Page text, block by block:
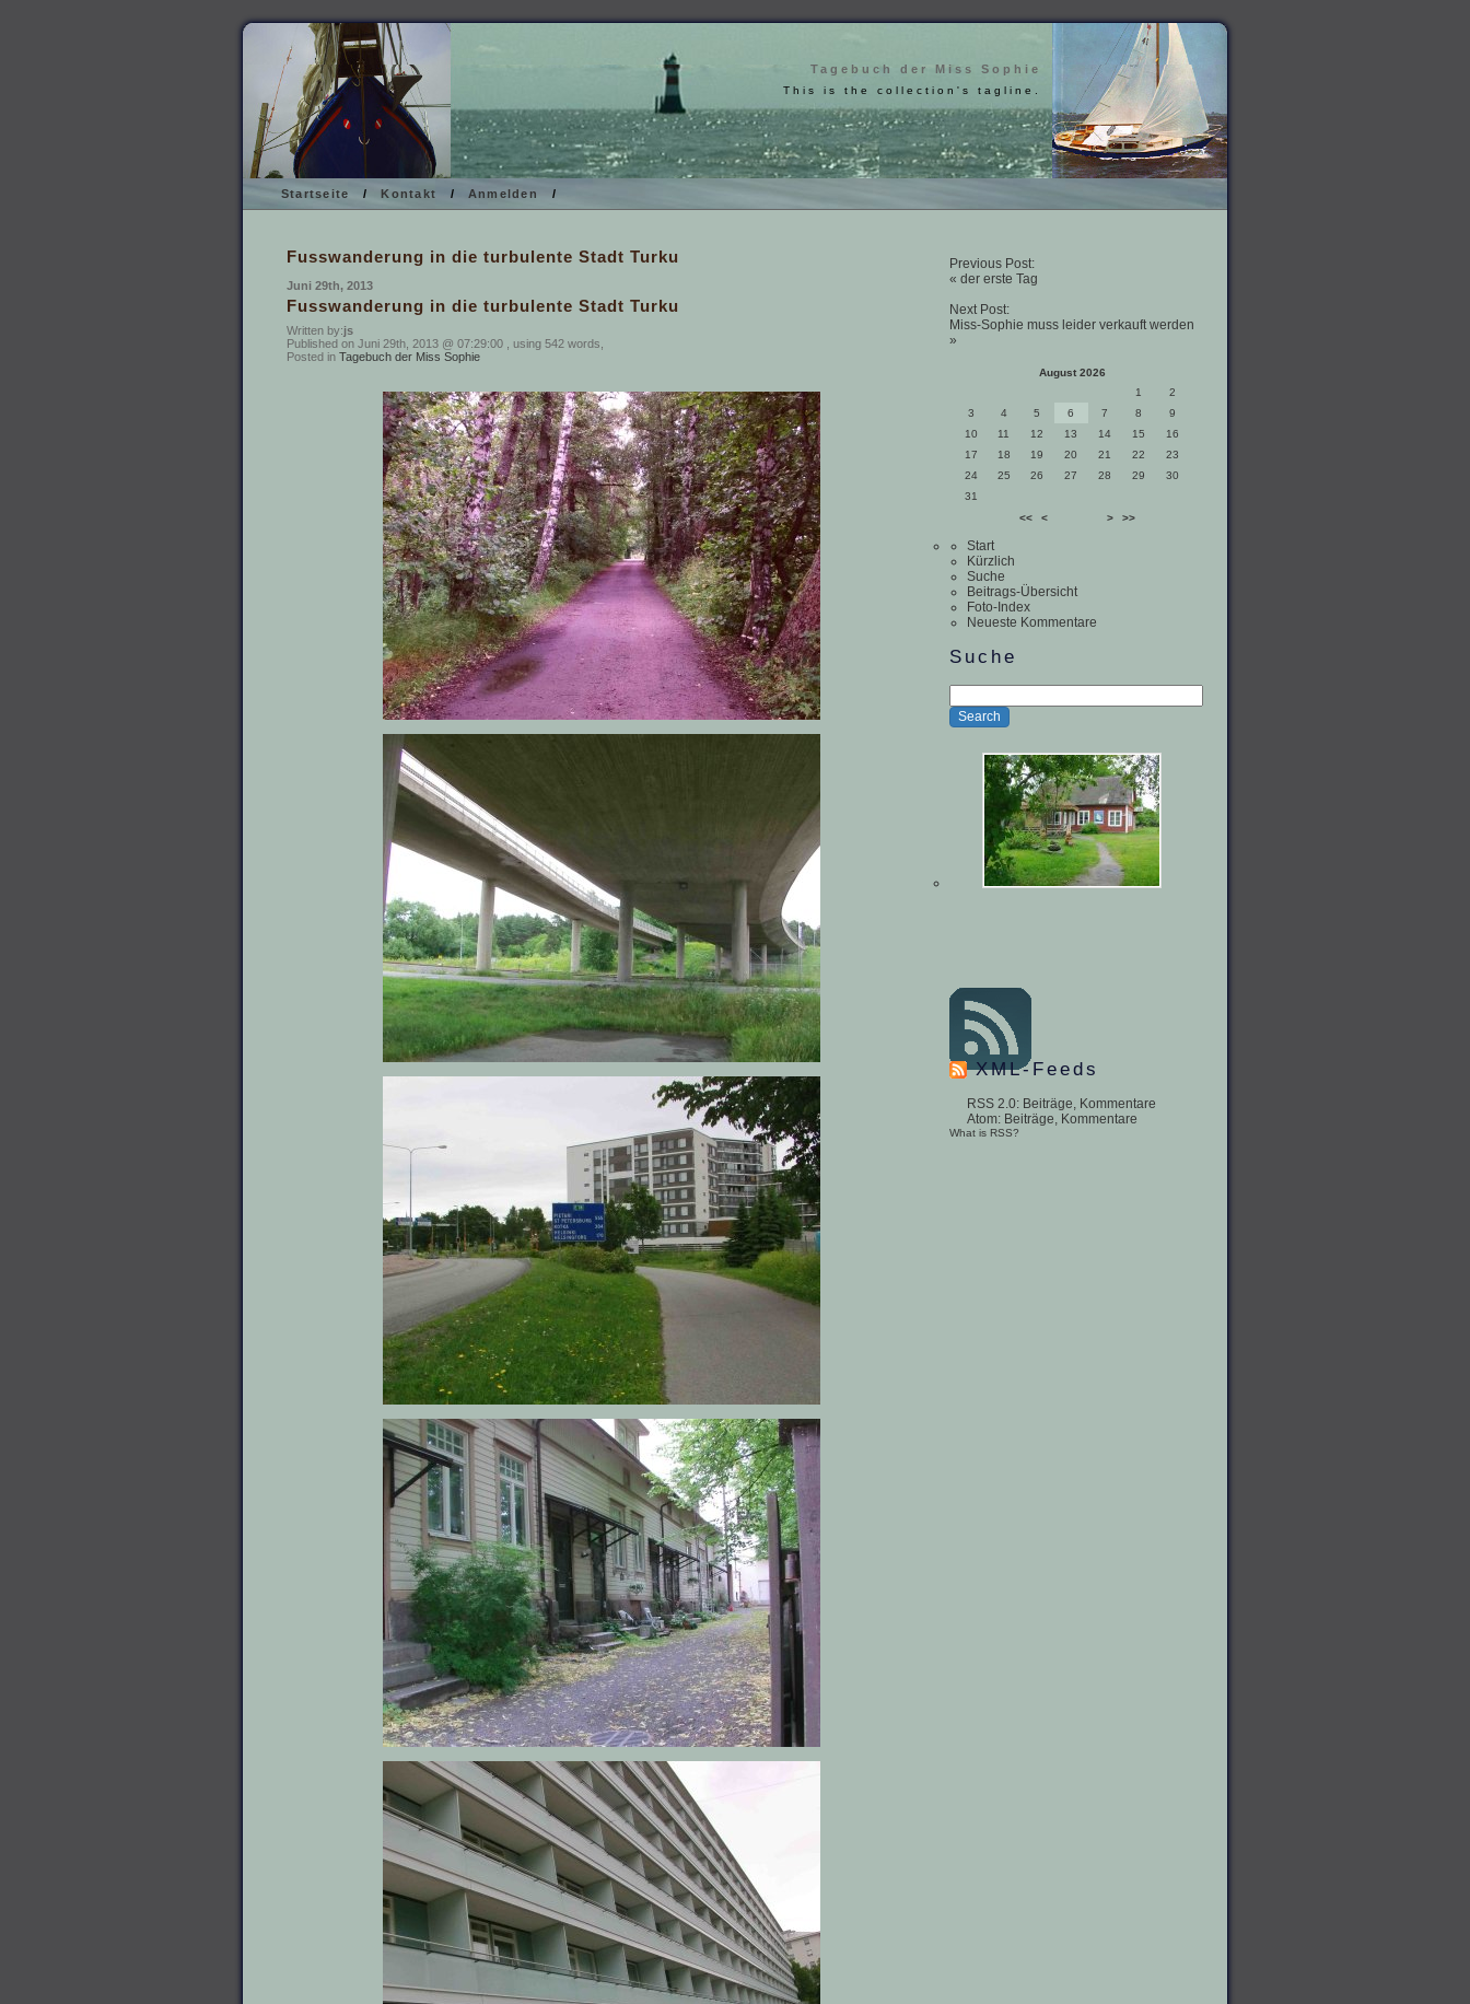
Tagebuch der Miss Sophie
This is the collection's tagline.
Startseite / Kontakt / Anmelden /
Fusswanderung in die turbulente Stadt Turku
Juni 29th, 2013
Fusswanderung in die turbulente Stadt Turku
Written by:js
Published on Juni 29th, 2013 @ 07:29:00 , using 542 words,
Posted in Tagebuch der Miss Sophie
Previous Post:
« der erste Tag
Next Post:
Miss-Sophie muss leider verkauft werden
»
August 2026
1
2
3
4 5 6 7 8
9
10
11 12 13 14 15
16
17
18 19 20 21 22
23
24
25 26 27 28 29
30
31
<<
< > >>
Start
Kürzlich
Suche
Beitrags-Übersicht
Foto-Index
Neueste Kommentare
Suche
XML-Feeds
RSS 2.0: Beiträge, Kommentare
Atom: Beiträge, Kommentare
What is RSS?